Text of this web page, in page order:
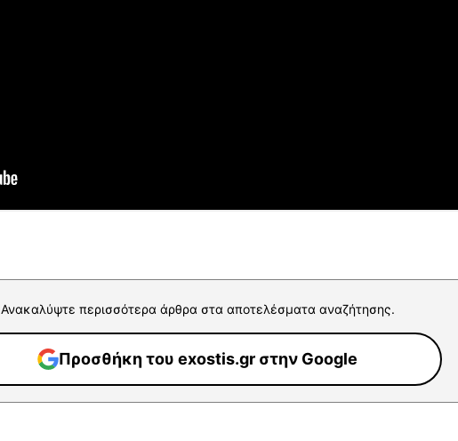
Ανακαλύψτε περισσότερα άρθρα στα αποτελέσματα αναζήτησης.
Προσθήκη του exostis.gr στην Google